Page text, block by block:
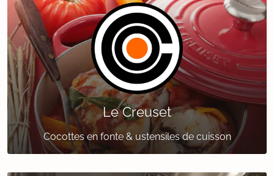
Le Creuset
Cocottes en fonte & ustensiles de cuisson